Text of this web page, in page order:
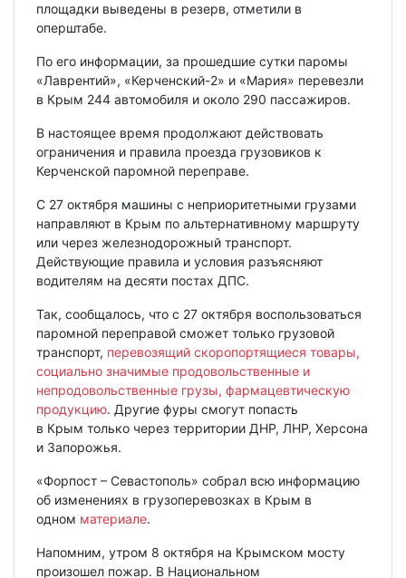
площадки выведены в резерв, отметили в
оперштабе.
По его информации, за прошедшие сутки паромы
«Лаврентий», «Керченский-2» и «Мария» перевезли
в Крым 244 автомобиля и около 290 пассажиров.
В настоящее время продолжают действовать
ограничения и правила проезда грузовиков к
Керченской паромной переправе.
С 27 октября машины с неприоритетными грузами
направляют в Крым по альтернативному маршруту
или через железнодорожный транспорт.
Действующие правила и условия разъясняют
водителям на десяти постах ДПС.
Так, сообщалось, что с 27 октября воспользоваться
паромной переправой сможет только грузовой
транспорт, перевозящий скоропортящиеся товары,
социально значимые продовольственные и
непродовольственные грузы, фармацевтическую
продукцию. Другие фуры смогут попасть
в Крым только через территории ДНР, ЛНР, Херсона
и Запорожья.
«Форпост – Севастополь» собрал всю информацию
об изменениях в грузоперевозках в Крым в
одном материале.
Напомним, утром 8 октября на Крымском мосту
произошел пожар. В Национальном